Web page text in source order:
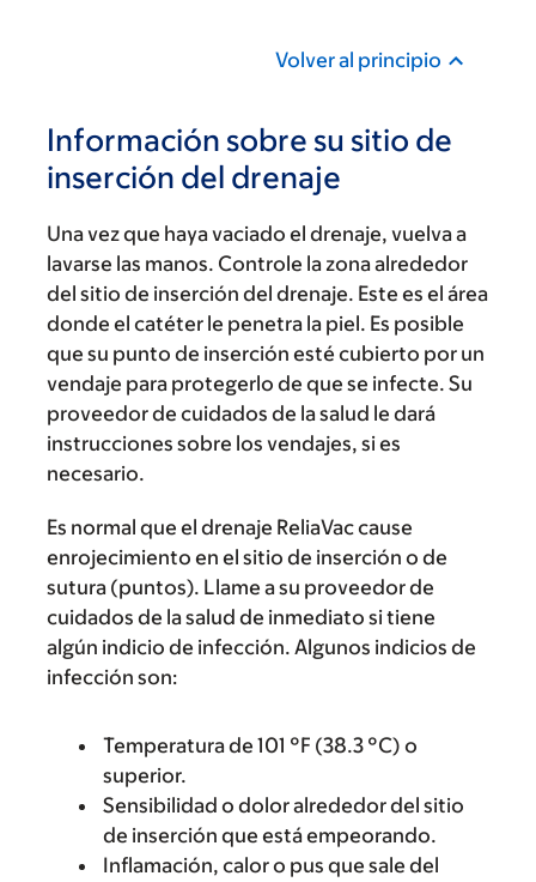
Volver al principio
Información sobre su sitio de
inserción del drenaje
Una vez que haya vaciado el drenaje, vuelva a
lavarse las manos. Controle la zona alrededor
del sitio de inserción del drenaje. Este es el área
donde el catéter le penetra la piel. Es posible
que su punto de inserción esté cubierto por un
vendaje para protegerlo de que se infecte. Su
proveedor de cuidados de la salud le dará
instrucciones sobre los vendajes, si es
necesario.
Es normal que el drenaje ReliaVac cause
enrojecimiento en el sitio de inserción o de
sutura (puntos). Llame a su proveedor de
cuidados de la salud de inmediato si tiene
algún indicio de infección. Algunos indicios de
infección son:
Temperatura de 101 °F (38.3 °C) o
superior.
Sensibilidad o dolor alrededor del sitio
de inserción que está empeorando.
Inflamación, calor o pus que sale del